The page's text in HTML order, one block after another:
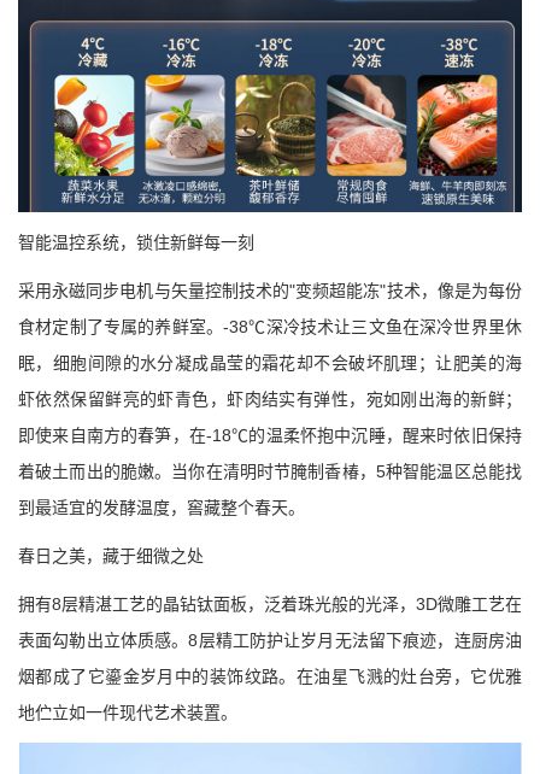
智能温控系统，锁住新鲜每一刻
采用永磁同步电机与矢量控制技术的"变频超能冻"技术，像是为每份
食材定制了专属的养鲜室。-38℃深冷技术让三文鱼在深冷世界里休
眠，细胞间隙的水分凝成晶莹的霜花却不会破坏肌理；让肥美的海
虾依然保留鲜亮的虾青色，虾肉结实有弹性，宛如刚出海的新鲜；
即使来自南方的春笋，在-18℃的温柔怀抱中沉睡，醒来时依旧保持
着破土而出的脆嫩。当你在清明时节腌制香椿， 5种智能温区总能找
到最适宜的发酵温度，窖藏整个春天。
春日之美，藏于细微之处
拥有8层精湛工艺的晶钻钛面板，泛着珠光般的光泽， 3D微雕工艺在
表面勾勒出立体质感。8层精工防护让岁月无法留下痕迹，连厨房油
烟都成了它鎏金岁月中的装饰纹路。在油星飞溅的灶台旁，它优雅
地伫立如一件现代艺术装置。